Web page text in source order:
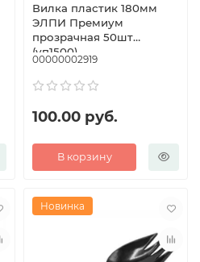
Вилка пластик 180мм
ЭЛПИ Премиум
прозрачная 50шт
(уп1500)
00000002919
100.00 руб.
В корзину
Новинка